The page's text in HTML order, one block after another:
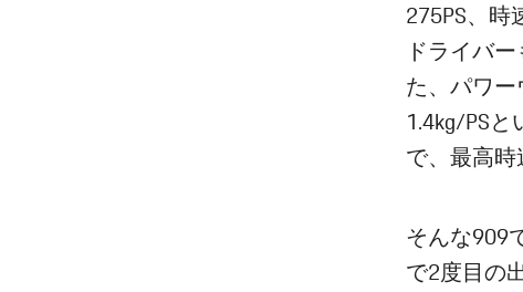
275PS、時
ドライバ
た、パワ
1.4kg/PS
で、最高時
そんな909
で2度目の